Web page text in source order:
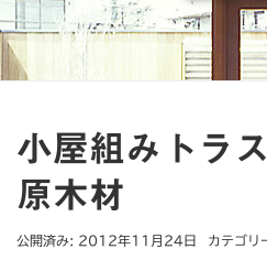
小屋組みトラ
原木材
公開済み: 2012年11月24日 カテゴリ